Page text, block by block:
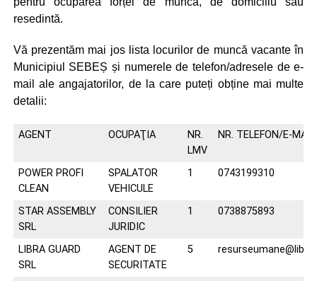
resedintă.
Vă prezentăm mai jos lista locurilor de muncă vacante în
Municipiul SEBEȘ și numerele de telefon/adresele de e-
mail ale angajatorilor, de la care puteți obține mai multe
detalii:
AGENT OCUPAŢIA
NR.
LMV
NR. TELEFON/E-MAIL
POWER PROFI
CLEAN
SPALATOR
VEHICULE
1 0743199310
STAR ASSEMBLY
SRL
CONSILIER
JURIDIC
1 0738875893
LIBRA GUARD
SRL
AGENT DE
SECURITATE
5